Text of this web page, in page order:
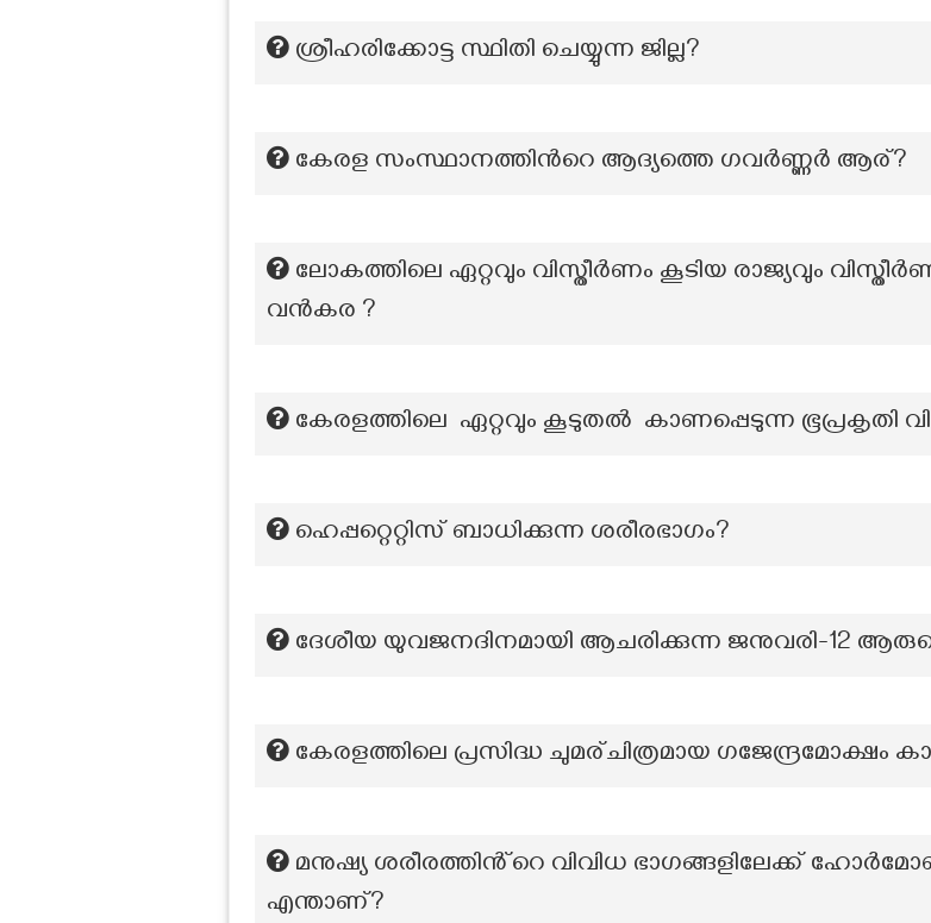
ശ്രീഹരിക്കോട്ട സ്ഥിതി ചെയ്യുന്ന ജില്ല?
കേരള സംസ്ഥാനത്തിന്‍റെ ആദ്യത്തെ ഗവര്‍ണ്ണര്‍‍ ആര്?
ലോകത്തിലെ ഏറ്റവും വിസ്തീർണം കൂടിയ രാജ്യവും
വൻകര ?
കേരളത്തിലെ ഏറ്റവും കൂടുതൽ കാണപ്പെടുന്ന ഭൂപ്രകൃതി
ഹെപ്പറ്റെറ്റിസ് ബാധിക്കുന്ന ശരീരഭാഗം?
ദേശീയ യുവജനദിനമായി ആചരിക്കുന്ന ജനുവരി-12
കേരളത്തിലെ പ്രസിദ്ധ ചുമര്ചിത്രമായ ഗജേന്ദ്രമോക്ഷം
മനുഷ്യ ശരീരത്തിൻ്റെ വിവിധ ഭാഗങ്ങളിലേക്ക്
എന്താണ്?